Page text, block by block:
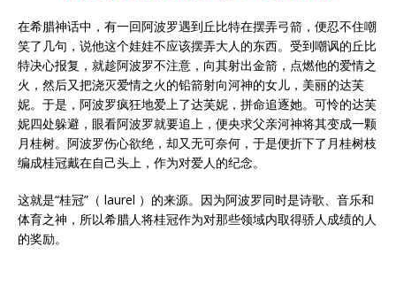
在希腊神话中，有一回阿波罗遇到丘比特在摆弄弓箭，便忍不住嘲
笑了几句，说他这个娃娃不应该摆弄大人的东西。受到嘲讽的丘比
特决心报复，就趁阿波罗不注意，向其射出金箭，点燃他的爱情之
火，然后又把浇灭爱情之火的铅箭射向河神的女儿，美丽的达芙
妮。于是，阿波罗疯狂地爱上了达芙妮，拼命追逐她。可怜的达芙
妮四处躲避，眼看阿波罗就要追上，便央求父亲河神将其变成一颗
月桂树。阿波罗伤心欲绝，却又无可奈何，于是便折下了月桂树枝
编成桂冠戴在自己头上，作为对爱人的纪念。
这就是“桂冠”（ laurel ）的来源。因为阿波罗同时是诗歌、音乐和
体育之神，所以希腊人将桂冠作为对那些领域内取得骄人成绩的人
的奖励。